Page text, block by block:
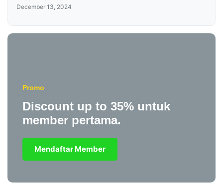
December 13, 2024
Promo
Discount up to 35% untuk
member pertama.
Mendaftar Member